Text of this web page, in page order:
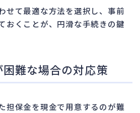
せて最適な方法を選択し、事前
おくことが、円滑な手続きの鍵
難な場合の対応策
担保金を現金で用意するのが難